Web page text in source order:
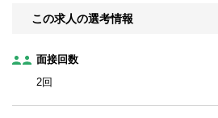
この求人の選考情報
面接回数
2回